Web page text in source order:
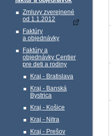
Zmluvy zverejnené
od 1.1.2012
Faktúry
a objednávky
Faktúry a
objednávky Centier
pre deti a rodiny
Kraj - Bratislava
Kraj - Banská
Bystrica
Kraj - Košice
Kraj - Nitra
Kraj - Prešov